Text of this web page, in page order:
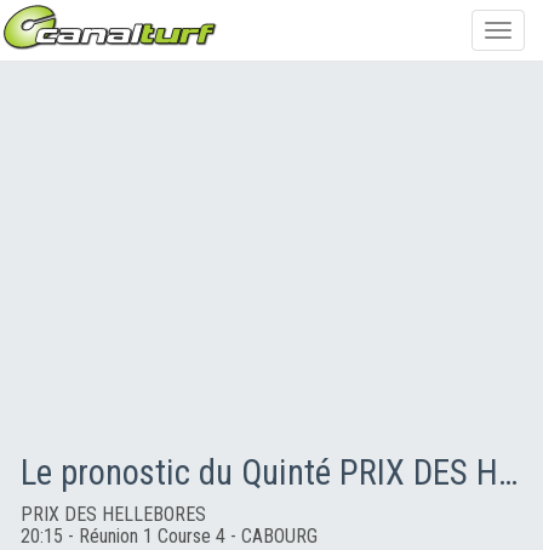
Le pronostic du Quinté PRIX DES HELLEBORES
PRIX DES HELLEBORES
20:15 - Réunion 1 Course 4 - CABOURG